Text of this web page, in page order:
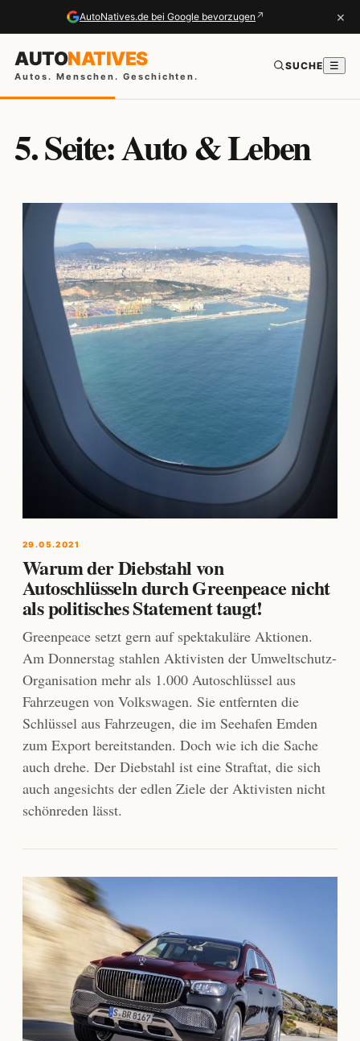
AutoNatives.de bei Google bevorzugen ↗ ×
AUTONATIVES
Autos. Menschen. Geschichten.
SUCHE ☰
5. Seite: Auto & Leben
29.05.2021
Warum der Diebstahl von
Autoschlüsseln durch Greenpeace nicht
als politisches Statement taugt!
Greenpeace setzt gern auf spektakuläre Aktionen.
Am Donnerstag stahlen Aktivisten der Umweltschutz-
Organisation mehr als 1.000 Autoschlüssel aus
Fahrzeugen von Volkswagen. Sie entfernten die
Schlüssel aus Fahrzeugen, die im Seehafen Emden
zum Export bereitstanden. Doch wie ich die Sache
auch drehe. Der Diebstahl ist eine Straftat, die sich
auch angesichts der edlen Ziele der Aktivisten nicht
schönreden lässt.